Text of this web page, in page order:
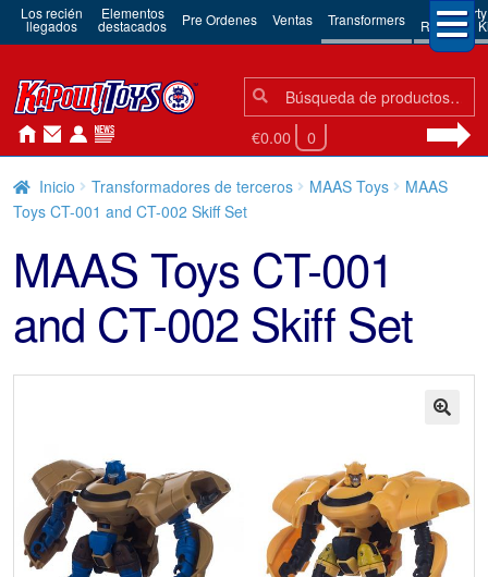
Los recién
llegados
Elementos
destacados Pre Ordenes Ventas Transformers 3rd Party
Robots &
Búsqueda:
Búsqueda
€0.00 0
Inicio Transformadores de terceros MAAS Toys
MAAS
Toys CT-001 and CT-002 Skiff Set
MAAS Toys CT-001
and CT-002 Skiff Set